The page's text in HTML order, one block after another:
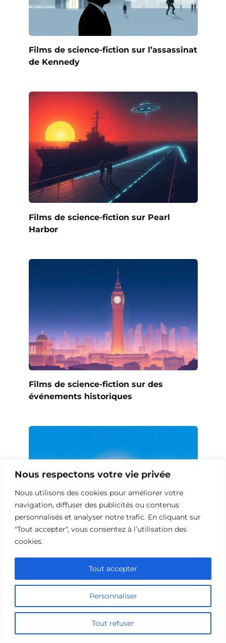
Nous respectons votre vie privée
Nous utilisons des cookies pour améliorer votre
navigation, diffuser des publicités ou contenus
personnalisés et analyser notre trafic. En cliquant sur
"Tout accepter", vous consentez à l’utilisation des
cookies.
Personnaliser
Tout refuser
Tout accepter
Films de science-fiction sur l’assassinat
de Kennedy
Films de science-fiction sur Pearl
Harbor
Films de science-fiction sur des
événements historiques